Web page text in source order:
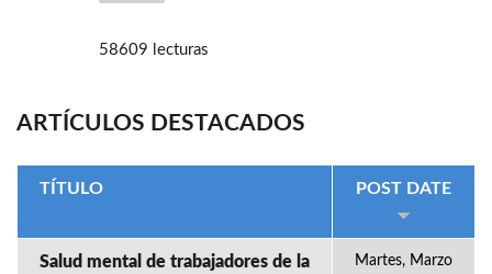
58609 lecturas
ARTÍCULOS DESTACADOS
TÍTULO POST DATE
Salud mental de trabajadores de la
Martes, Marzo